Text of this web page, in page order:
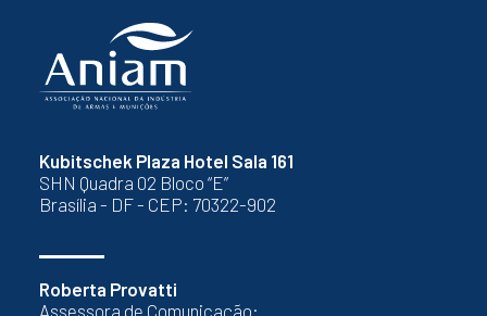
Kubitschek Plaza Hotel Sala 161
SHN Quadra 02 Bloco “E”
Brasília - DF - CEP: 70322-902
Roberta Provatti
Assessora de Comunicação: